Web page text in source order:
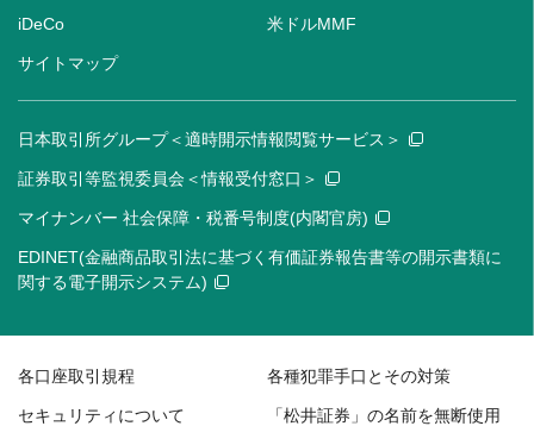
iDeCo 米ドルMMF
サイトマップ
日本取引所グループ＜適時開示情報閲覧サービス＞
証券取引等監視委員会＜情報受付窓口＞
マイナンバー 社会保障・税番号制度(内閣官房)
EDINET(金融商品取引法に基づく有価証券報告書等の開示書類に
関する電子開示システム)
各口座取引規程 各種犯罪手口とその対策
セキュリティについて
「松井証券」の名前を無断使用